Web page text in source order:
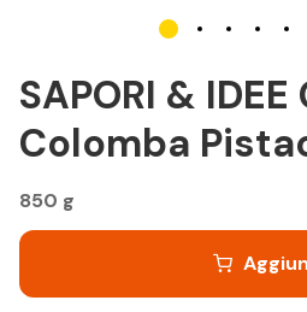
SAPORI & IDEE
Colomba
850 g